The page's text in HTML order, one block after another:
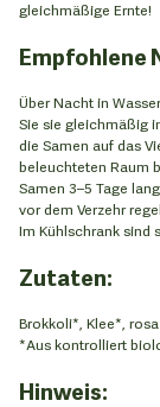
gleichmäßige Ernte!
Empfohlene
Über Nacht in
Sie sie gleichmäßig
die Samen auf das
beleuchteten Raum
Samen 3–5 Tage
vor dem Verzehr
Im Kühlschrank sind
Zutaten:
Brokkoli*, Klee*,
*Aus kontrolliert
Hinweis: